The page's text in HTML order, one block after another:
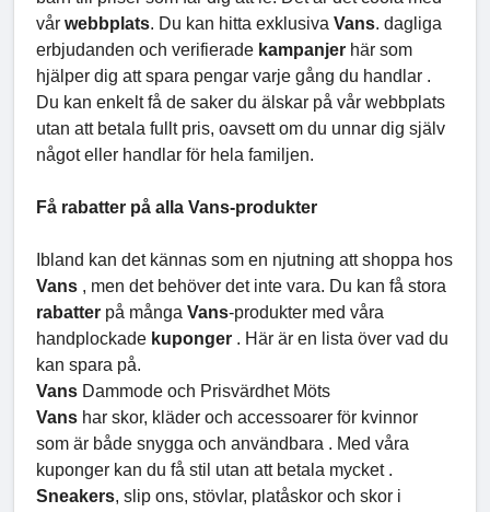
vår webbplats. Du kan hitta exklusiva Vans. dagliga
erbjudanden och verifierade kampanjer här som
hjälper dig att spara pengar varje gång du handlar .
Du kan enkelt få de saker du älskar på vår webbplats
utan att betala fullt pris, oavsett om du unnar dig själv
något eller handlar för hela familjen.
Få rabatter på alla Vans-produkter
Ibland kan det kännas som en njutning att shoppa hos
Vans , men det behöver det inte vara. Du kan få stora
rabatter på många Vans-produkter med våra
handplockade kuponger . Här är en lista över vad du
kan spara på.
Vans Dammode och Prisvärdhet Möts
Vans har skor, kläder och accessoarer för kvinnor
som är både snygga och användbara . Med våra
kuponger kan du få stil utan att betala mycket .
Sneakers, slip ons, stövlar, platåskor och skor i